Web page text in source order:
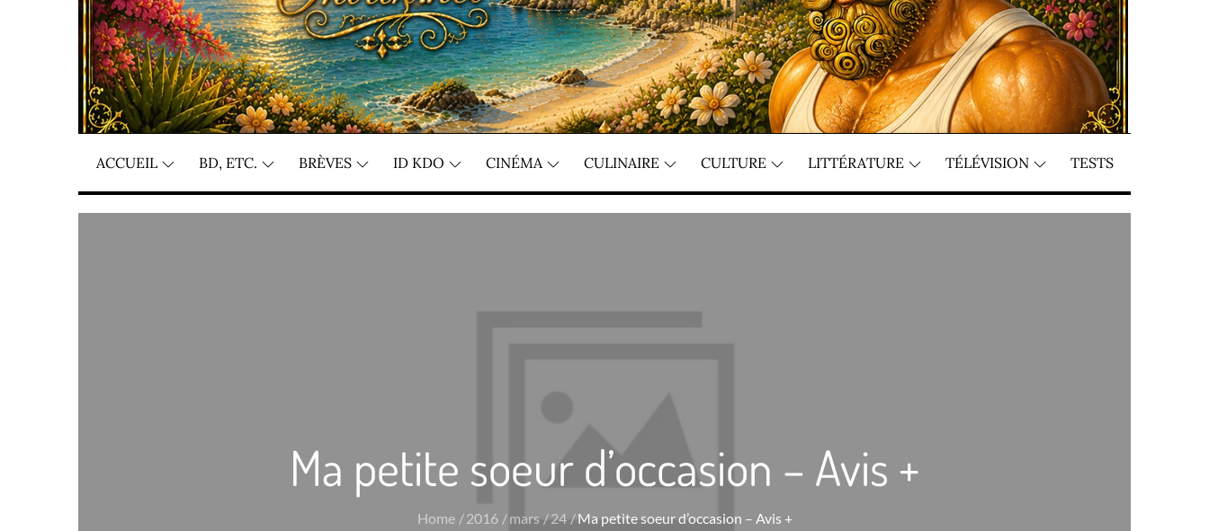
ACCUEIL BD, ETC. BRÈVES ID KDO CINÉMA CULINAIRE CULTURE LITTÉRATURE TÉLÉVISION TESTS
Ma petite soeur d’occasion – Avis +
Home 2016 mars 24 Ma petite soeur d’occasion – Avis +